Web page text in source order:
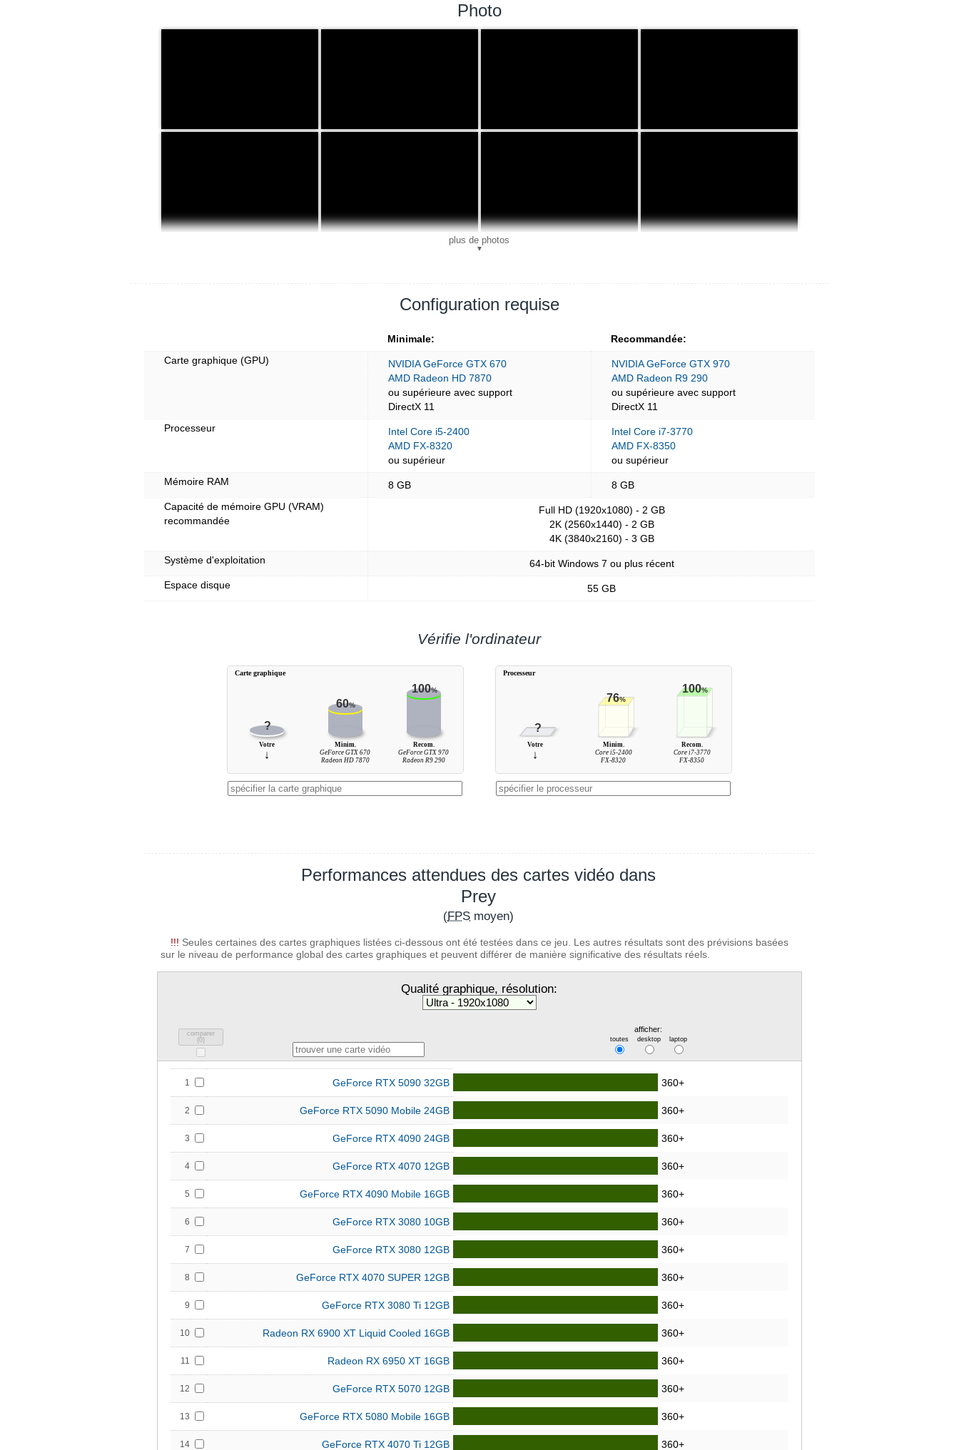
Photo
plus de photos
▼
Configuration requise
Minimale:
Recommandée:
Carte graphique (GPU)
NVIDIA GeForce GTX 670
AMD Radeon HD 7870
ou supérieure avec support
DirectX 11
NVIDIA GeForce GTX 970
AMD Radeon R9 290
ou supérieure avec support
DirectX 11
Processeur
Intel Core i5-2400
AMD FX-8320
ou supérieur
Intel Core i7-3770
AMD FX-8350
ou supérieur
Mémoire RAM
8 GB
8 GB
Capacité de mémoire GPU (VRAM)
recommandée
Full HD (1920x1080) - 2 GB
2K (2560x1440) - 2 GB
4K (3840x2160) - 3 GB
Système d'exploitation
64-bit Windows 7 ou plus récent
Espace disque
55 GB
Vérifie l'ordinateur
?
60%
100%
Votre
↓
Minim.
GeForce GTX 670
Radeon HD 7870
Recom.
GeForce GTX 970
Radeon R9 290
Carte graphique
?
76%
100%
Votre
↓
Minim.
Core i5-2400
FX-8320
Recom.
Core i7-3770
FX-8350
Processeur
Performances attendues des cartes vidéo dans
Prey
(FPS moyen)
!!! Seules certaines des cartes graphiques listées ci-dessous ont été testées dans ce jeu. Les autres résultats sont des prévisions basées
sur le niveau de performance global des cartes graphiques et peuvent différer de manière significative des résultats réels.
Qualité graphique, résolution:
comparer
(0)
afficher:
toutes desktop laptop
1 GeForce RTX 5090 32GB 360+
2 GeForce RTX 5090 Mobile 24GB 360+
3 GeForce RTX 4090 24GB 360+
4 GeForce RTX 4070 12GB 360+
5 GeForce RTX 4090 Mobile 16GB 360+
6 GeForce RTX 3080 10GB 360+
7 GeForce RTX 3080 12GB 360+
8 GeForce RTX 4070 SUPER 12GB 360+
9 GeForce RTX 3080 Ti 12GB 360+
10 Radeon RX 6900 XT Liquid Cooled 16GB 360+
11 Radeon RX 6950 XT 16GB 360+
12 GeForce RTX 5070 12GB 360+
13 GeForce RTX 5080 Mobile 16GB 360+
14 GeForce RTX 4070 Ti 12GB 360+